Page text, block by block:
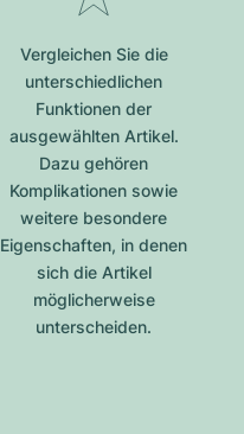
Vergleichen Sie die
unterschiedlichen
Funktionen der
ausgewählten Artikel.
Dazu gehören
Komplikationen sowie
weitere besondere
Eigenschaften, in denen
sich die Artikel
möglicherweise
unterscheiden.